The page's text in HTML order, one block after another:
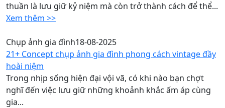
thuần là lưu giữ kỷ niệm mà còn trở thành cách để thể...
Xem thêm >>
Chụp ảnh gia đình18-08-2025
21+ Concept chụp ảnh gia đình phong cách vintage đầy
hoài niệm
Trong nhịp sống hiện đại vội vã, có khi nào bạn chợt
nghĩ đến việc lưu giữ những khoảnh khắc ấm áp cùng
gia...